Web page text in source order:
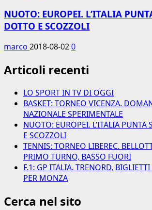
NUOTO: EUROPEI. L’ITALIA
DOTTO E SCOZZOLI
marco 2018-08-020
Articoli recenti
LO SPORT IN TV DI OGGI
BASKET: TORNEO VICENZA.
NAZIONALE SPERIMENTALE
NUOTO: EUROPEI. L’ITALIA PUNTA
E SCOZZOLI
TENNIS: TORNEO LIBEREC.
PRIMO TURNO, BASSO FUORI
F.1: GP ITALIA. TRENORD,
PER MONZA
Cerca nel sito